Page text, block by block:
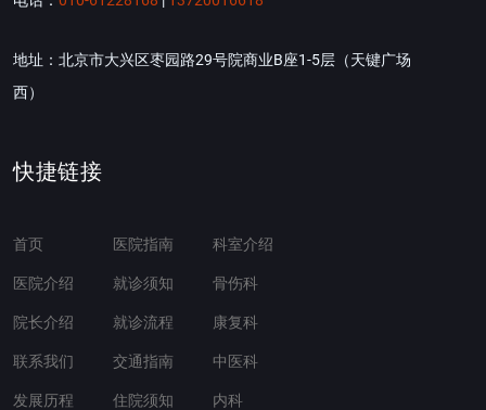
地址：北京市大兴区枣园路29号院商业B座1-5层（天键广场
西）
快捷链接
首页
医院介绍
院长介绍
联系我们
发展历程
医院指南
就诊须知
就诊流程
交通指南
住院须知
科室介绍
骨伤科
康复科
中医科
内科